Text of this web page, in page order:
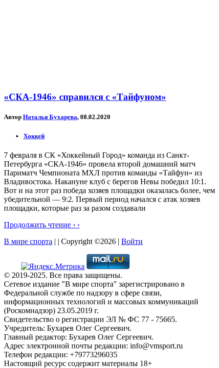
«СКА-1946» справился с «Тайфуном»
Автор Наталья Бухарева, 08.02.2020
Хоккей
7 февраля в СК «Хоккейный Город» команда из Санкт-
Петербурга «СКА-1946» провела второй домашний матч
Париматч Чемпионата МХЛ против команды «Тайфун» из
Владивостока. Накануне клуб с берегов Невы победил 10:1.
Вот и на этот раз победа хозяев площадки оказалась более, чем
убедительной — 9:2. Первый период начался с атак хозяев
площадки, которые раз за разом создавали
Продолжить чтение › ›
В мире спорта | | Copyright ©2026 | Войти
© 2019-2025. Все права защищены.
Сетевое издание "В мире спорта" зарегистрировано в
Федеральной службе по надзору в сфере связи,
информационных технологий и массовых коммуникаций
(Роскомнадзор) 23.05.2019 г.
Свидетельство о регистрации ЭЛ № ФС 77 - 75665.
Учредитель: Бухарев Олег Сергеевич.
Главный редактор: Бухарев Олег Сергеевич.
Адрес электронной почты редакции: info@vmsport.ru
Телефон редакции: +79773296035
Настоящий ресурс содержит материалы 18+